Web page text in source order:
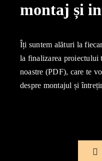
montaj și
Îți suntem alături la
la finalizarea proiectului
noastre (PDF), care te
despre montajul și